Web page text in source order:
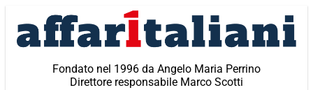
contenuto
Fondato nel 1996 da Angelo Maria Perrino
Direttore responsabile Marco Scotti